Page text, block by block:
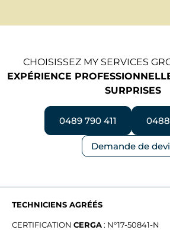
CHOISISSEZ MY SERVICES
EXPÉRIENCE
SURPRISES
0489 790 411
Demande de
TECHNICIENS AGRÉÉS
CERTIFICATION CERGA: N°17-50841-N